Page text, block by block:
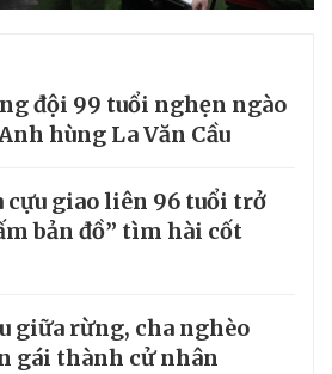
đội 99 tuổi nghẹn ngào
hùng La Văn Cầu
cựu giao liên 96 tuổi trở
bản đồ” tìm hài cốt
giữa rừng, cha nghèo
gái thành cử nhân